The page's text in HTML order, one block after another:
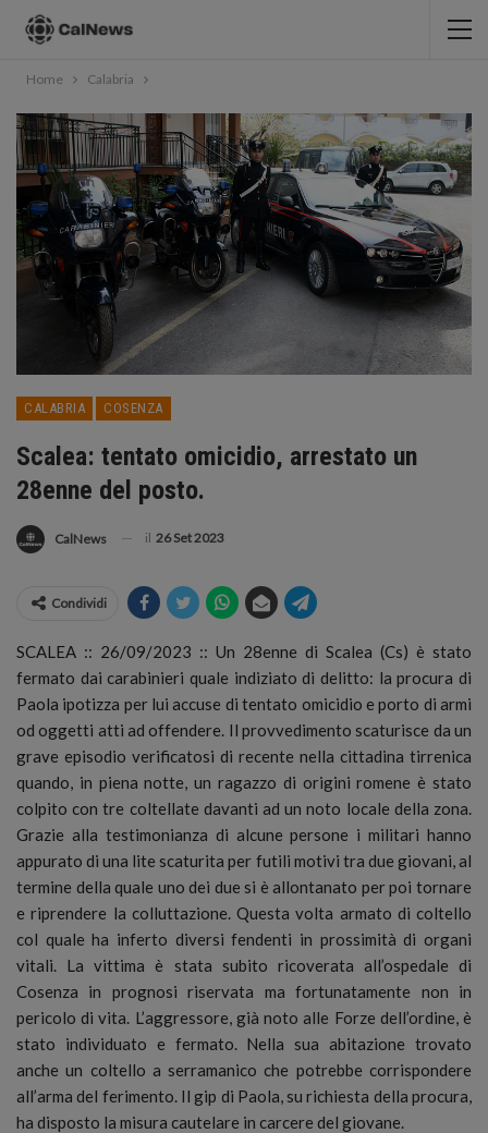
Home Calabria
CALABRIA COSENZA
Scalea: tentato omicidio, arrestato un
28enne del posto.
CalNews il 26 Set 2023
Condividi
SCALEA :: 26/09/2023 :: Un 28enne di Scalea (Cs) è stato
fermato dai carabinieri quale indiziato di delitto: la procura di
Paola ipotizza per lui accuse di tentato omicidio e porto di armi
od oggetti atti ad offendere. Il provvedimento scaturisce da un
grave episodio verificatosi di recente nella cittadina tirrenica
quando, in piena notte, un ragazzo di origini romene è stato
colpito con tre coltellate davanti ad un noto locale della zona.
Grazie alla testimonianza di alcune persone i militari hanno
appurato di una lite scaturita per futili motivi tra due giovani, al
termine della quale uno dei due si è allontanato per poi tornare
e riprendere la colluttazione. Questa volta armato di coltello
col quale ha inferto diversi fendenti in prossimità di organi
vitali. La vittima è stata subito ricoverata all’ospedale di
Cosenza in prognosi riservata ma fortunatamente non in
pericolo di vita. L’aggressore, già noto alle Forze dell’ordine, è
stato individuato e fermato. Nella sua abitazione trovato
anche un coltello a serramanico che potrebbe corrispondere
all’arma del ferimento. Il gip di Paola, su richiesta della procura,
ha disposto la misura cautelare in carcere del giovane.